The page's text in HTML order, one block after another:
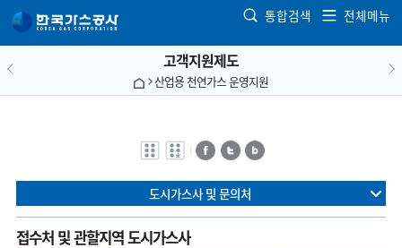
통합검색 전체메뉴
고객지원제도
산업용 천연가스 운영지원
전자점자
바로보기
전자점자
다운로드
페이스북트위터블로그
도시가스사 및 문의처
접수처 및 관할지역 도시가스사